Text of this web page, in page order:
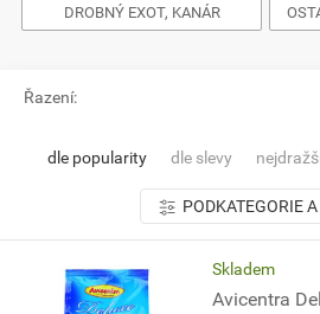
DROBNÝ EXOT, KANÁR
Řazení:
dle popularity dle slevy
PODKATEGORIE
Skladem
Avicentra